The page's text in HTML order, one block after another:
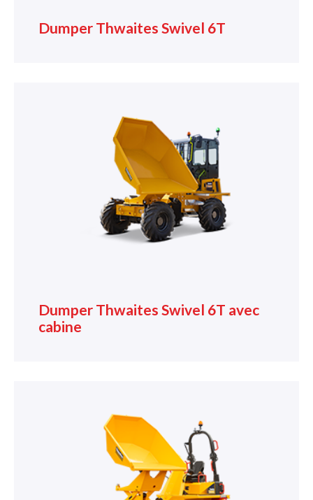
Dumper Thwaites Swivel 6T
Dumper Thwaites Swivel 6T avec
cabine